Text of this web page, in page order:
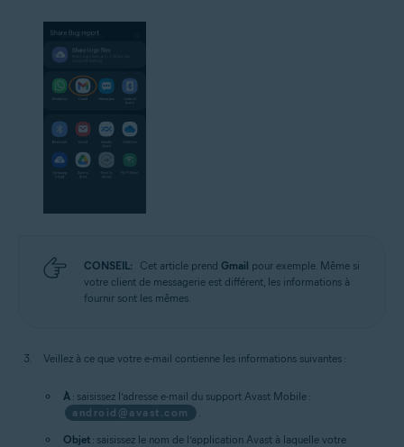
CONSEIL: Cet article prend Gmail pour exemple. Même si
votre client de messagerie est différent, les informations à
fournir sont les mêmes.
Veillez à ce que votre e-mail contienne les informations suivantes :
À : saisissez l’adresse e-mail du support Avast Mobile :
android@avast.com
Objet : saisissez le nom de l’application Avast à laquelle votre